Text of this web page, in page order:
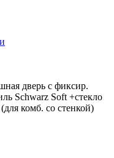
дверь с фиксир.
Schwarz Soft +стекло
комб. со стенкой)